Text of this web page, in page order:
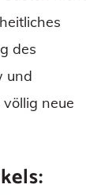
des
und
neue